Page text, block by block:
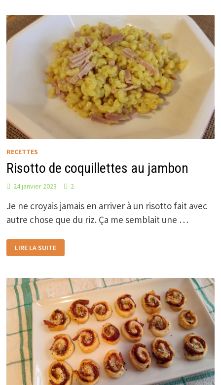
COEURS
D’ARTICHAUTS
RECETTES
Risotto de coquillettes au jambon
24 janvier 2023 2
Je ne croyais jamais en arriver à un risotto fait avec
autre chose que du riz. Ça me semblait une …
DE
COQUILLETTES
LIRE LA SUITE